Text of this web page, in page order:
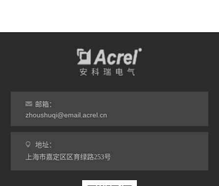
邮箱：
zhoushuqi@email.acrel.cn
地址：
上海市嘉定区区育绿路253号